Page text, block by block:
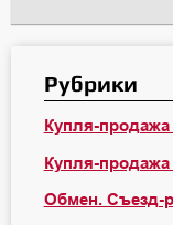
Рубрики
Купля-продажа
Купля-
Обмен. Съезд-